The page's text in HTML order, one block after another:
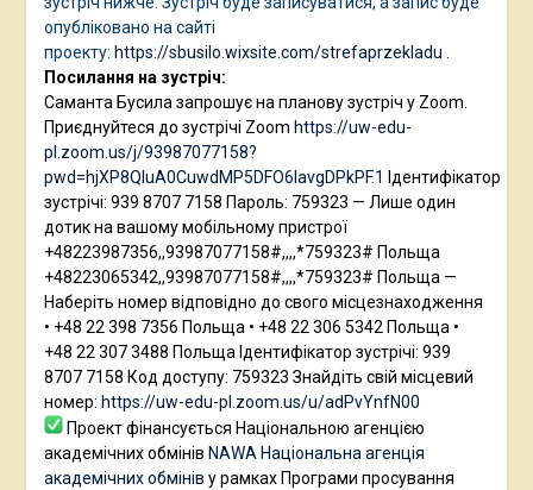
опубліковано на сайті
проекту: https://sbusilo.wixsite.com/strefaprzekladu .
Посилання на зустріч:
Саманта Бусила запрошує на планову зустріч у Zoom.
Приєднуйтеся до зустрічі Zoom https://uw-edu-
pl.zoom.us/j/93987077158?
pwd=hjXP8QIuA0CuwdMP5DFO6IavgDPkPF.1 Ідентифікатор
зустрічі: 939 8707 7158 Пароль: 759323 — Лише один
дотик на вашому мобільному пристрої
+48223987356,,93987077158#,,,,*759323# Польща
+48223065342,,93987077158#,,,,*759323# Польща —
Наберіть номер відповідно до свого місцезнаходження
• +48 22 398 7356 Польща • +48 22 306 5342 Польща •
+48 22 307 3488 Польща Ідентифікатор зустрічі: 939
8707 7158 Код доступу: 759323 Знайдіть свій місцевий
номер: https://uw-edu-pl.zoom.us/u/adPvYnfN00
Проект фінансується Національною агенцією
академічних обмінів NAWA Національна агенція
академічних обмінів у рамках Програми просування